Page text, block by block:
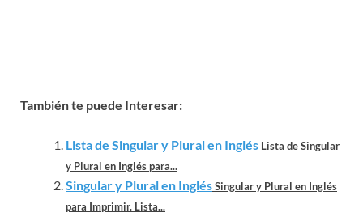
También te puede Interesar:
Lista de Singular y Plural en Inglés Lista de Singular
y Plural en Inglés para...
Singular y Plural en InglésSingular y Plural en Inglés
para Imprimir. Lista...